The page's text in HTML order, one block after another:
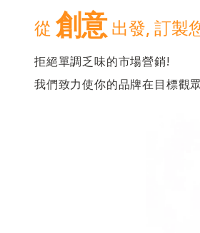
從 創意 出發, 訂製
拒絕單調乏味的市場營銷!
我們致力使你的品牌在目標觀